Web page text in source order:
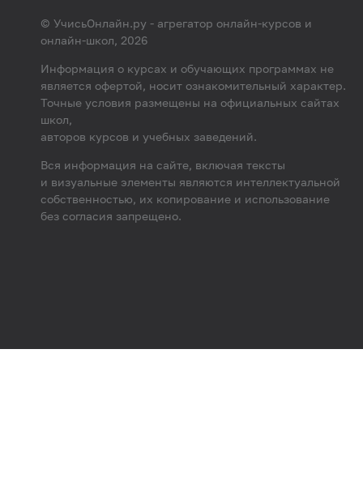
© УчисьОнлайн.ру - агрегатор онлайн-курсов и
онлайн-школ, 2026
Информация о курсах и обучающих программах не
является офертой, носит ознакомительный характер.
Точные условия размещены на официальных сайтах
школ,
авторов курсов и учебных заведений.
Вся информация на сайте, включая тексты
и визуальные элементы являются интеллектуальной
собственностью, их копирование и использование
без согласия запрещено.